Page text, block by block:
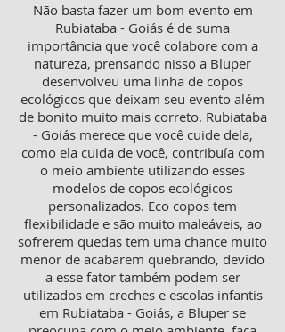
Não basta fazer um bom evento em
Rubiataba - Goiás é de suma
importância que você colabore com a
natureza, prensando nisso a Bluper
desenvolveu uma linha de copos
ecológicos que deixam seu evento além
de bonito muito mais correto. Rubiataba
- Goiás merece que você cuide dela,
como ela cuida de você, contribuía com
o meio ambiente utilizando esses
modelos de copos ecológicos
personalizados. Eco copos tem
flexibilidade e são muito maleáveis, ao
sofrerem quedas tem uma chance muito
menor de acabarem quebrando, devido
a esse fator também podem ser
utilizados em creches e escolas infantis
em Rubiataba - Goiás, a Bluper se